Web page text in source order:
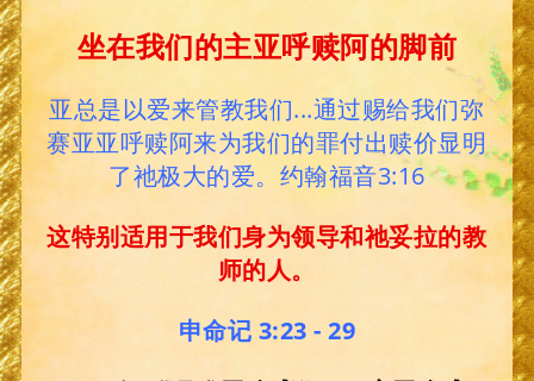
坐在我们的主亚呼赎阿的脚前
亚总是以爱来管教我们...通过赐给我们弥
赛亚亚呼赎阿来为我们的罪付出赎价显明
了祂极大的爱。约翰福音3:16
这特别适用于我们身为领导和祂妥拉的教
师的人。
申命记 3:23 - 29